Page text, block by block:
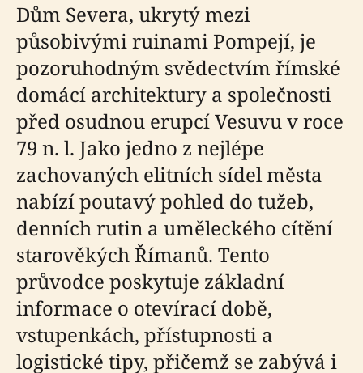
Dům Severa, ukrytý mezi
působivými ruinami Pompejí, je
pozoruhodným svědectvím římské
domácí architektury a společnosti
před osudnou erupcí Vesuvu v roce
79 n. l. Jako jedno z nejlépe
zachovaných elitních sídel města
nabízí poutavý pohled do tužeb,
denních rutin a uměleckého cítění
starověkých Římanů. Tento
průvodce poskytuje základní
informace o otevírací době,
vstupenkách, přístupnosti a
logistické tipy, přičemž se zabývá i